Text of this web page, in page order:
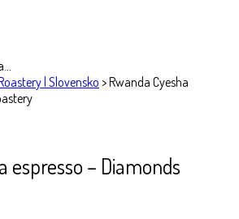
| Slovensko >Rwanda Cyesha
espresso – Diamonds